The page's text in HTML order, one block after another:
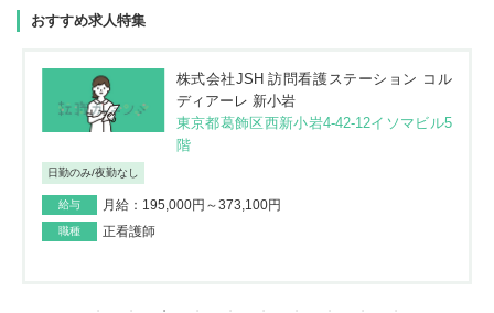
おすすめ求人特集
株式会社JSH 訪問看護ステーション コル
ディアーレ 新小岩
東京都葛飾区西新小岩4-42-12イソマビル5
階
日勤のみ/夜勤なし
給与 月給：195,000円～373,100円
職種 正看護師